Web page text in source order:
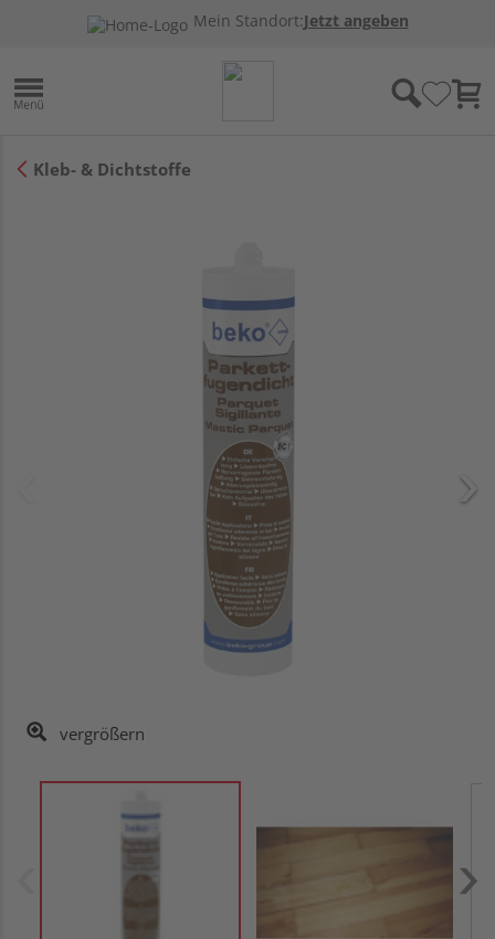
Mein Standort:Jetzt angeben
Kleb- & Dichtstoffe
vergrößern